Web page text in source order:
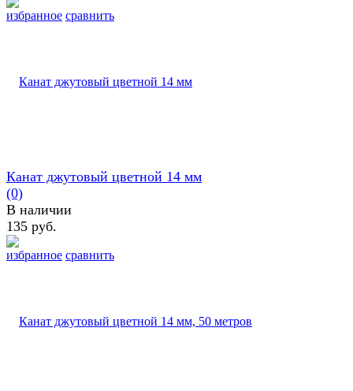
избранное сравнить
избранное сравнить
Канат джутовый цветной 14 мм
(0)
В наличии
135 руб.